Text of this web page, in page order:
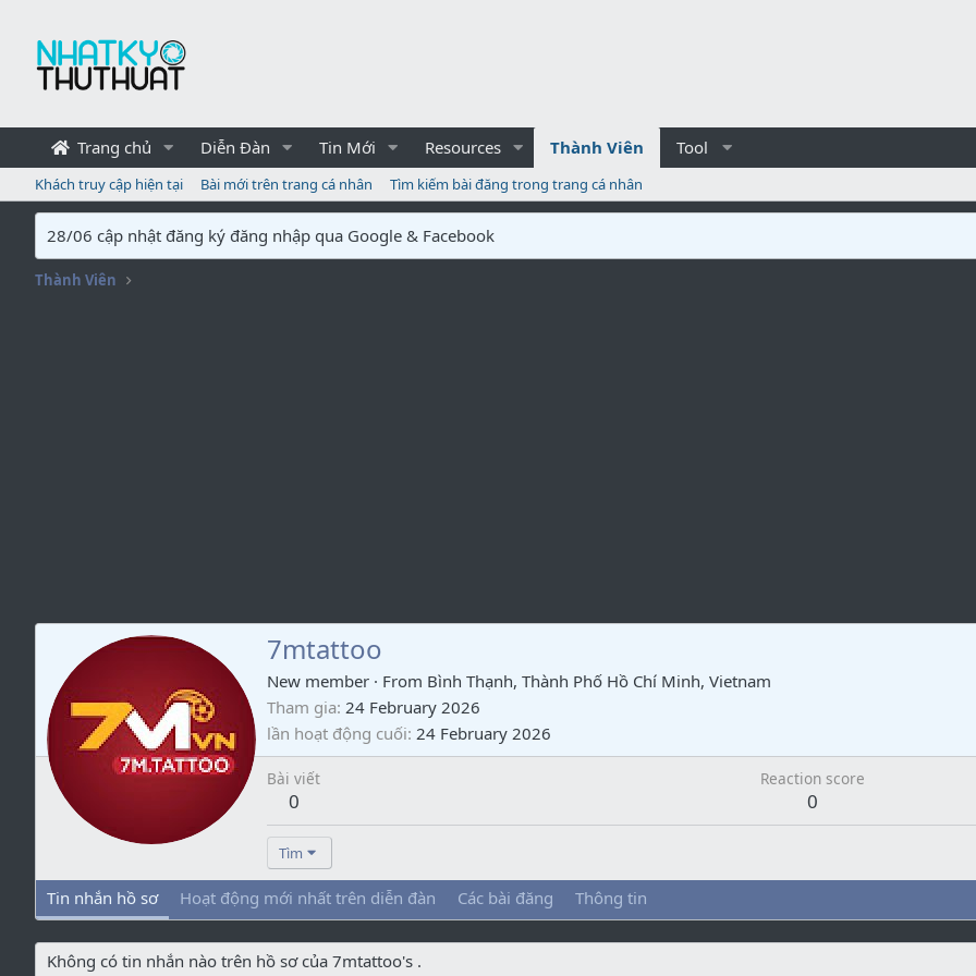
Trang chủ Diễn Đàn Tin Mới Resources Thành Viên Tool
Khách truy cập hiện tại Bài mới trên trang cá nhân Tìm kiếm bài đăng trong trang cá nhân
28/06 cập nhật đăng ký đăng nhập qua Google & Facebook
Thành Viên
7mtattoo
New member · From Bình Thạnh, Thành Phố Hồ Chí Minh, Vietnam
Tham gia 24 February 2026
lần hoạt động cuối 24 February 2026
Bài viết
0
Reaction score
0
Tìm
Tin nhắn hồ sơ Hoạt động mới nhất trên diễn đàn Các bài đăng Thông tin
Không có tin nhắn nào trên hồ sơ của 7mtattoo's .